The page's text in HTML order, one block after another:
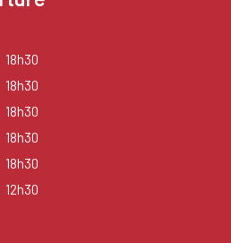
18h30
18h30
18h30
18h30
18h30
12h30